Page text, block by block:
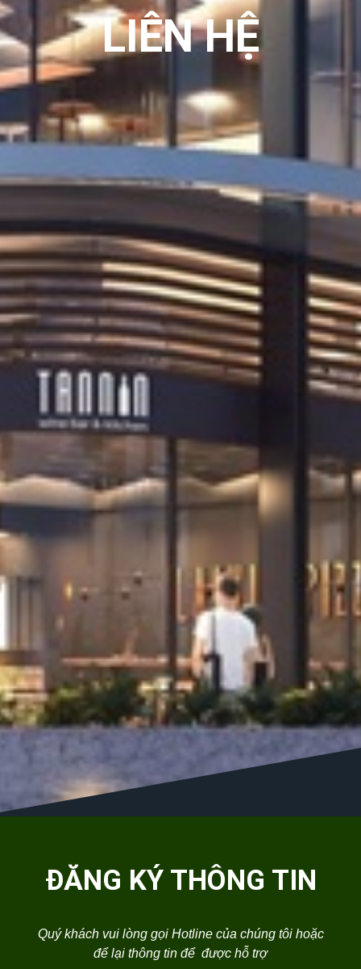
LIÊN HỆ
ĐĂNG KÝ THÔNG TIN
Quý khách vui lòng gọi Hotline của chúng tôi hoặc
để lại thông tin để được hỗ trợ